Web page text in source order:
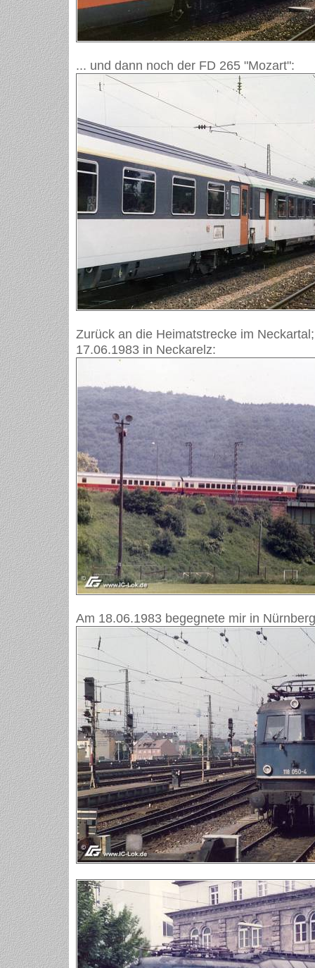
... und dann noch der FD 265 "Mozart":
Zurück an die Heimatstrecke im
17.06.1983 in Neckarelz:
Am 18.06.1983 begegnete mir in